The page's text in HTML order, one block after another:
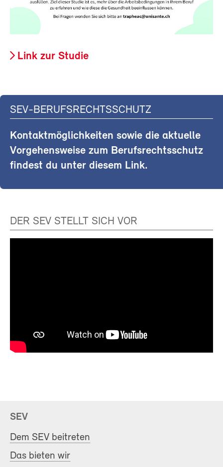
Link zur Studie
SEV-BERUFSRECHTSSCHUTZ
Kontaktmöglichkeiten sowie die aktuelle
Vorgehensweise zum Berufsrechtsschutz
findest du unter diesem Link.
DER SEV STELLT SICH VOR
SEV
Dem SEV beitreten
Das bieten wir